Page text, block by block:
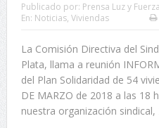
Publicado por: Prensa Luz y Fuerza
En: Noticias, Viviendas
La Comisión Directiva del
Plata, llama a reunión
del Plan Solidaridad de 54
DE MARZO de 2018 a las 18
nuestra organización